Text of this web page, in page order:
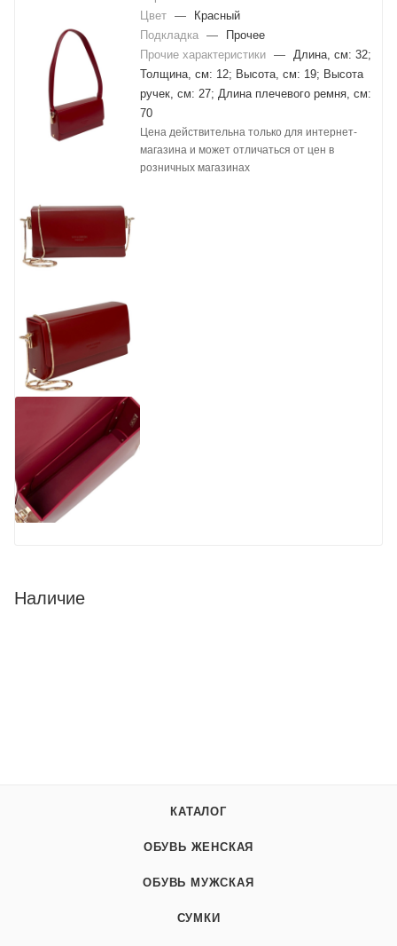
Цвет
—
Красный
Подкладка
—
Прочее
Прочие характеристики
—
Длина, см: 32;
Толщина, см: 12; Высота, см: 19; Высота
ручек, см: 27; Длина плечевого ремня, см:
70
Цена действительна только для интернет-
магазина и может отличаться от цен в
розничных магазинах
Наличие
КАТАЛОГ
ОБУВЬ ЖЕНСКАЯ
ОБУВЬ МУЖСКАЯ
СУМКИ